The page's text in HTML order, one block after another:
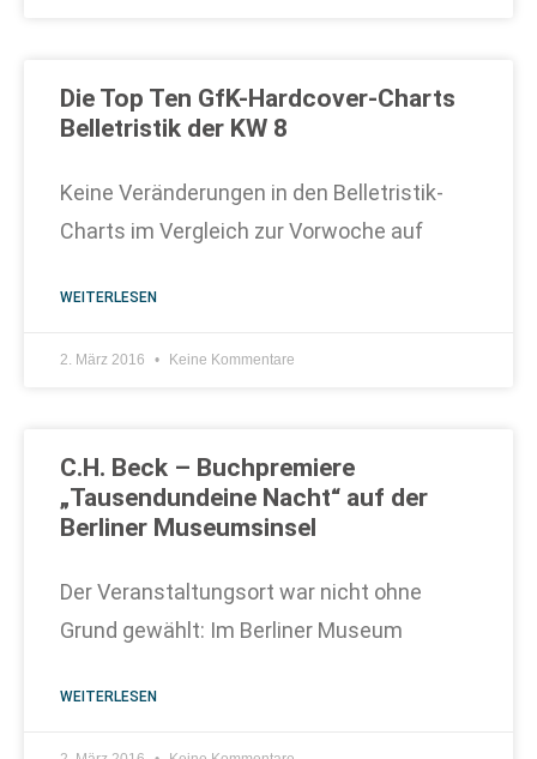
Die Top Ten GfK-Hardcover-Charts
Belletristik der KW 8
Keine Veränderungen in den Belletristik-
Charts im Vergleich zur Vorwoche auf
WEITERLESEN
2. März 2016 Keine Kommentare
C.H. Beck – Buchpremiere
„Tausendundeine Nacht“ auf der
Berliner Museumsinsel
Der Veranstaltungsort war nicht ohne
Grund gewählt: Im Berliner Museum
WEITERLESEN